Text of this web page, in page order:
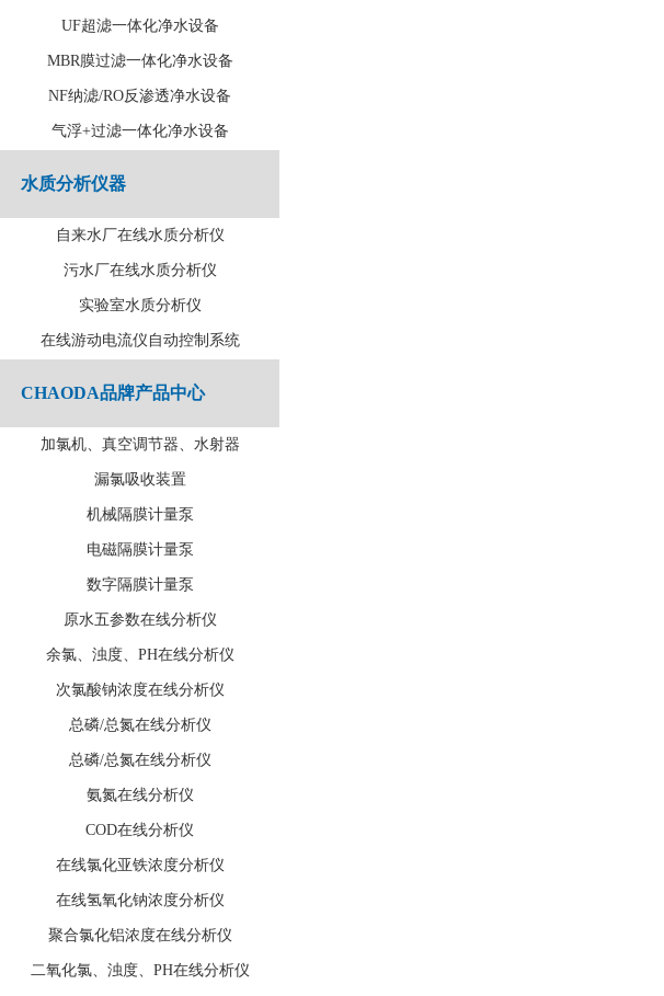
UF超滤一体化净水设备
MBR膜过滤一体化净水设备
NF纳滤/RO反渗透净水设备
气浮+过滤一体化净水设备
水质分析仪器
自来水厂在线水质分析仪
污水厂在线水质分析仪
实验室水质分析仪
在线游动电流仪自动控制系统
CHAODA品牌产品中心
加氯机、真空调节器、水射器
漏氯吸收装置
机械隔膜计量泵
电磁隔膜计量泵
数字隔膜计量泵
原水五参数在线分析仪
余氯、浊度、PH在线分析仪
次氯酸钠浓度在线分析仪
总磷/总氮在线分析仪
总磷/总氮在线分析仪
氨氮在线分析仪
COD在线分析仪
在线氯化亚铁浓度分析仪
在线氢氧化钠浓度分析仪
聚合氯化铝浓度在线分析仪
二氧化氯、浊度、PH在线分析仪